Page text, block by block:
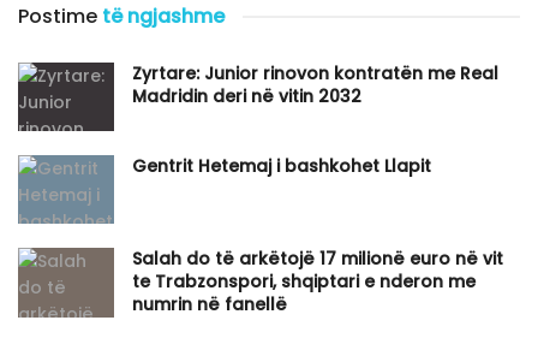
Postime të ngjashme
Zyrtare: Junior rinovon kontratën me Real
Madridin deri në vitin 2032
Gentrit Hetemaj i bashkohet Llapit
Salah do të arkëtojë 17 milionë euro në vit
te Trabzonspori, shqiptari e nderon me
numrin në fanellë